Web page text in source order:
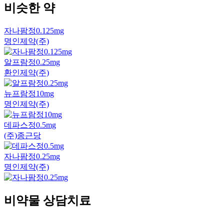
비슷한 약
자나팜정0.125mg
명인제약(주)
알프람정0.25mg
환인제약(주)
뉴프람정10mg
명인제약(주)
데파스정0.5mg
(주)종근당
자나팜정0.25mg
명인제약(주)
비약물 상담치료